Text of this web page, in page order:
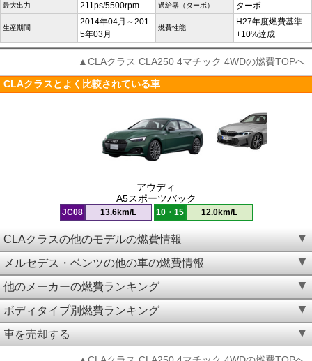
最大出力 211ps/5500rpm 過給器（ターボ） ターボ
生産期間
2014年04月～201
5年03月
燃費性能
H27年度燃費基準
+10%達成
▲CLAクラス CLA250 4マチック 4WDの燃費TOPへ
CLAクラスとよく比較されている車
アウディ
A5スポーツバック
JC08 13.6km/L 10・15 12.0km/L
CLAクラスの他のモデルの燃費情報
メルセデス・ベンツの他の車の燃費情報
他のメーカーの燃費ランキング
ボディタイプ別燃費ランキング
車を売却する